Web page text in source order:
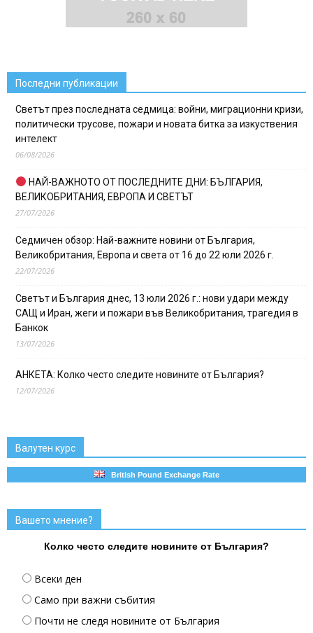
Последни публикации
Светът през последната седмица: войни, миграционни кризи,
политически трусове, пожари и новата битка за изкуствения
интелект
06/08/2026
НАЙ-ВАЖНОТО ОТ ПОСЛЕДНИТЕ ДНИ: БЪЛГАРИЯ,
ВЕЛИКОБРИТАНИЯ, ЕВРОПА И СВЕТЪТ
27/07/2026
Седмичен обзор: Най-важните новини от България,
Великобритания, Европа и света от 16 до 22 юли 2026 г.
22/07/2026
Светът и България днес, 13 юли 2026 г.: нови удари между
САЩ и Иран, жеги и пожари във Великобритания, трагедия в
Банкок
13/07/2026
АНКЕТА: Колко често следите новините от България?
12/07/2026
Валутен курс
British Pound Exchange Rate
Вашето мнение?
Колко често следите новините от България?
Всеки ден
Само при важни събития
Почти не следя новините от България